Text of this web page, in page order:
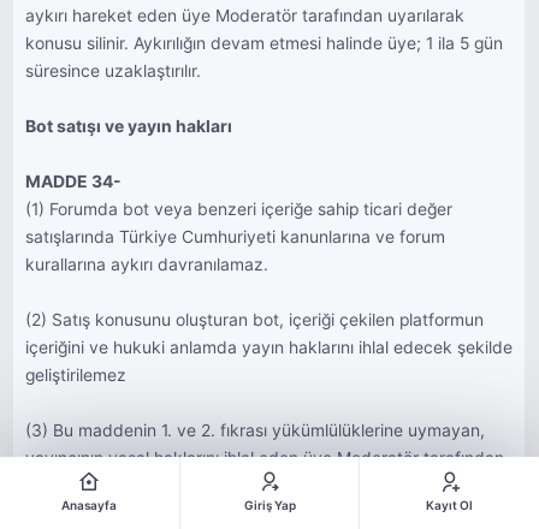
aykırı hareket eden üye Moderatör tarafından uyarılarak
konusu silinir. Aykırılığın devam etmesi halinde üye; 1 ila 5 gün
süresince uzaklaştırılır.
Bot satışı ve yayın hakları
MADDE 34-
(1) Forumda bot veya benzeri içeriğe sahip ticari değer
satışlarında Türkiye Cumhuriyeti kanunlarına ve forum
kurallarına aykırı davranılamaz.
(2) Satış konusunu oluşturan bot, içeriği çekilen platformun
içeriğini ve hukuki anlamda yayın haklarını ihlal edecek şekilde
geliştirilemez
(3) Bu maddenin 1. ve 2. fıkrası yükümlülüklerine uymayan,
yayıncının yasal haklarını ihlal eden üye Moderatör tarafından
uyarılır. Aykırılığın devamı tespit edildiği takdirde üye;
forumdan 5 gün süresince uzaklaştırılır.
Anasayfa Giriş Yap Kayıt Ol